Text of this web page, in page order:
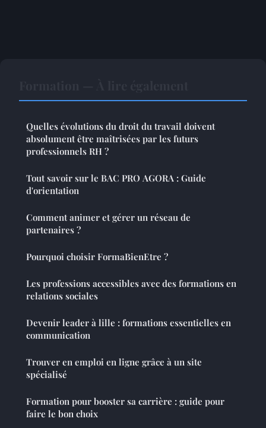
Quelles évolutions du droit du travail doivent
absolument être maîtrisées par les futurs
professionnels RH ?
Tout savoir sur le BAC PRO AGORA : Guide
d'orientation
Comment animer et gérer un réseau de
partenaires ?
Pourquoi choisir FormaBienEtre ?
Les professions accessibles avec des formations en
relations sociales
Devenir leader à lille : formations essentielles en
communication
Trouver en emploi en ligne grâce à un site
spécialisé
Formation pour booster sa carrière : guide pour
faire le bon choix